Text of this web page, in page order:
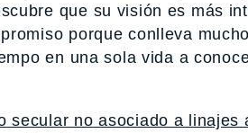
que su visión es más
porque conlleva
en una sola vida a
secular no asociado a linajes